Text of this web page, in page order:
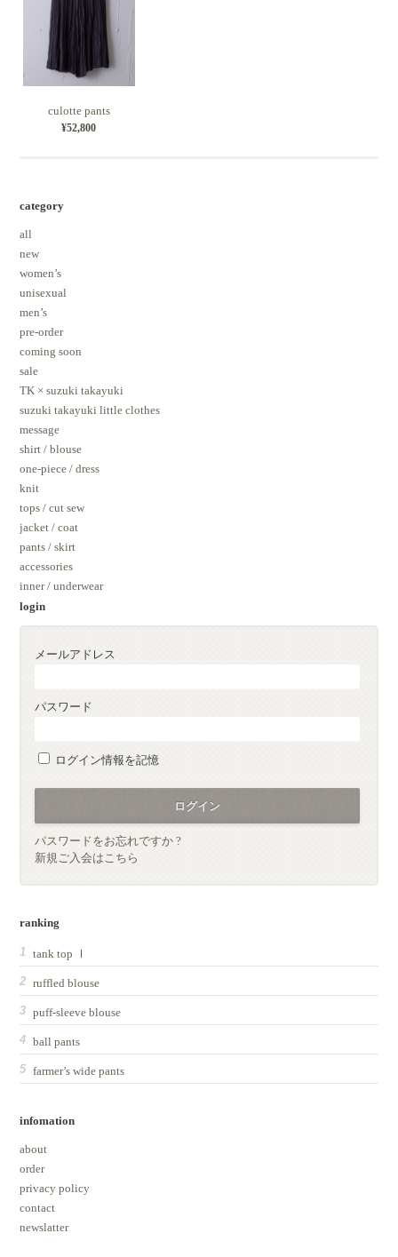
culotte pants
¥52,800
category
all
new
women’s
unisexual
men’s
pre-order
coming soon
sale
TK × suzuki takayuki
suzuki takayuki little clothes
message
shirt / blouse
one-piece / dress
knit
tops / cut sew
jacket / coat
pants / skirt
accessories
inner / underwear
login
メールアドレス
パスワード
ログイン情報を記憶
パスワードをお忘れですか ?
新規ご入会はこちら
ranking
tank top Ⅰ
ruffled blouse
puff-sleeve blouse
ball pants
farmer’s wide pants
infomation
about
order
privacy policy
contact
newslatter